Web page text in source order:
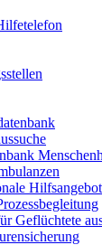
Geflüchtete